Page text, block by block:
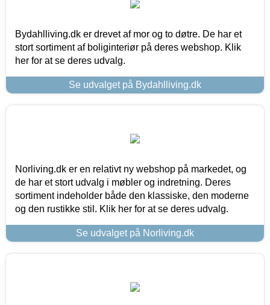
Bydahlliving.dk er drevet af mor og to døtre. De har et
stort sortiment af boliginteriør på deres webshop. Klik
her for at se deres udvalg.
Se udvalget på Bydahlliving.dk
Norliving.dk er en relativt ny webshop på markedet, og
de har et stort udvalg i møbler og indretning. Deres
sortiment indeholder både den klassiske, den moderne
og den rustikke stil. Klik her for at se deres udvalg.
Se udvalget på Norliving.dk